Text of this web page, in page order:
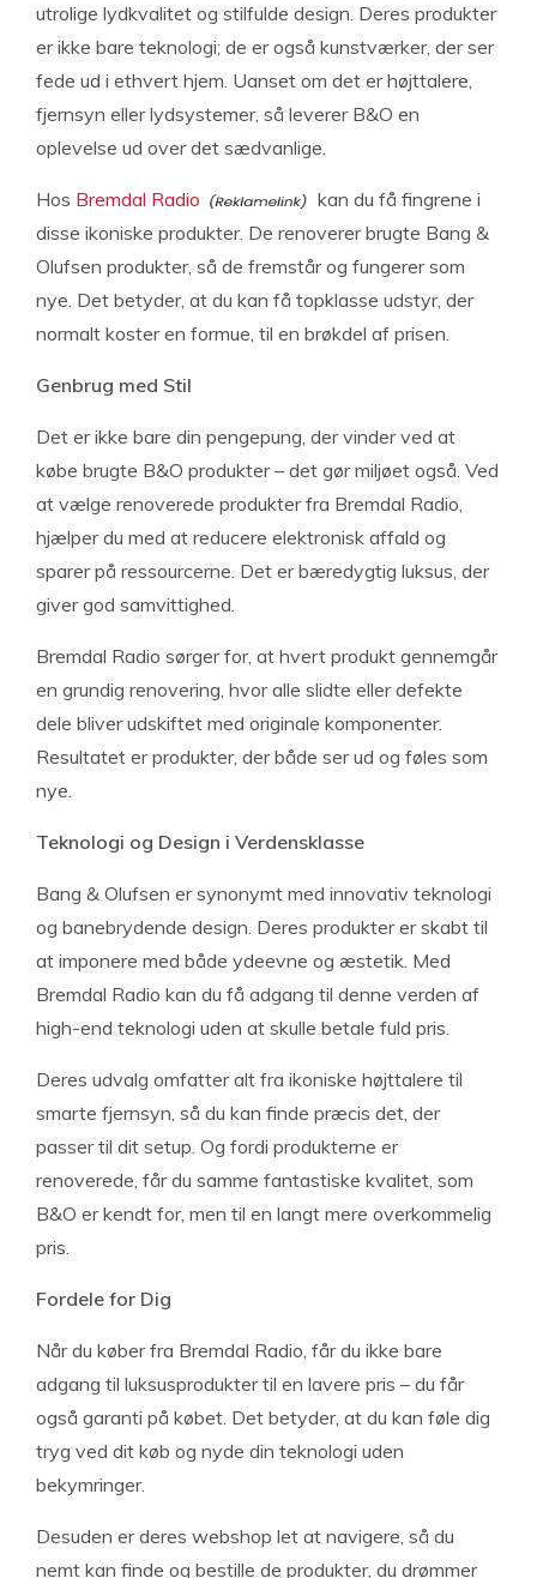
utrolige lydkvalitet og stilfulde design. Deres produkter
er ikke bare teknologi; de er også kunstværker, der ser
fede ud i ethvert hjem. Uanset om det er højttalere,
fjernsyn eller lydsystemer, så leverer B&O en
oplevelse ud over det sædvanlige.
Hos Bremdal Radio
kan du få fingrene i
disse ikoniske produkter. De renoverer brugte Bang &
Olufsen produkter, så de fremstår og fungerer som
nye. Det betyder, at du kan få topklasse udstyr, der
normalt koster en formue, til en brøkdel af prisen.
Genbrug med Stil
Det er ikke bare din pengepung, der vinder ved at
købe brugte B&O produkter – det gør miljøet også. Ved
at vælge renoverede produkter fra Bremdal Radio,
hjælper du med at reducere elektronisk affald og
sparer på ressourcerne. Det er bæredygtig luksus, der
giver god samvittighed.
Bremdal Radio sørger for, at hvert produkt gennemgår
en grundig renovering, hvor alle slidte eller defekte
dele bliver udskiftet med originale komponenter.
Resultatet er produkter, der både ser ud og føles som
nye.
Teknologi og Design i Verdensklasse
Bang & Olufsen er synonymt med innovativ teknologi
og banebrydende design. Deres produkter er skabt til
at imponere med både ydeevne og æstetik. Med
Bremdal Radio kan du få adgang til denne verden af
high-end teknologi uden at skulle betale fuld pris.
Deres udvalg omfatter alt fra ikoniske højttalere til
smarte fjernsyn, så du kan finde præcis det, der
passer til dit setup. Og fordi produkterne er
renoverede, får du samme fantastiske kvalitet, som
B&O er kendt for, men til en langt mere overkommelig
pris.
Fordele for Dig
Når du køber fra Bremdal Radio, får du ikke bare
adgang til luksusprodukter til en lavere pris – du får
også garanti på købet. Det betyder, at du kan føle dig
tryg ved dit køb og nyde din teknologi uden
bekymringer.
Desuden er deres webshop let at navigere, så du
nemt kan finde og bestille de produkter, du drømmer